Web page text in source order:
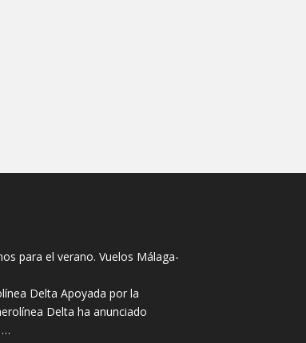
para el verano. Vuelos Málaga-
Delta Apoyada por la
Delta ha anunciado
…